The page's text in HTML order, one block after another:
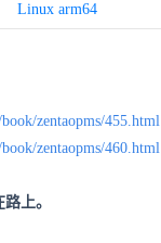
Linux arm64
zentaopms/455.html
zentaopms/460.html
上。